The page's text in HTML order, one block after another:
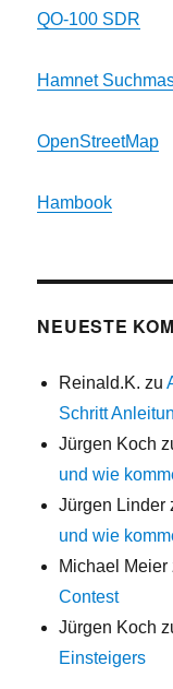
QO-100 SDR
Hamnet
OpenStreetMap
Hambook
NEUESTE
Reinald.K. zu
Schritt
Jürgen Koch
und wie
Jürgen Linder
und wie
Michael Meier
Contest
Jürgen Koch
Einsteigers